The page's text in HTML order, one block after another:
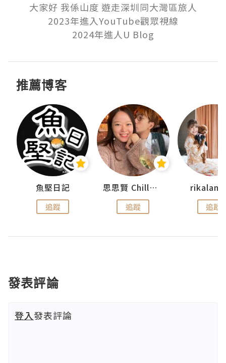
大家好 我係山度 遊走深圳同大灣區旅人
2023年進入YouTube觀眾視線
2024年進人U Blog
推薦博客
魚堅日記
追蹤
思思賢 ChillMyBabe
追蹤 追蹤
發表評論
登入發表評論